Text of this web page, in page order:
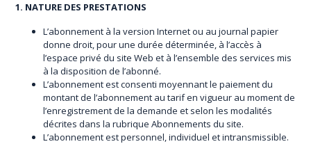
1. NATURE DES PRESTATIONS
L’abonnement à la version Internet ou au journal papier
donne droit, pour une durée déterminée, à l’accès à
l’espace privé du site Web et à l’ensemble des services mis
à la disposition de l’abonné.
L’abonnement est consenti moyennant le paiement du
montant de l’abonnement au tarif en vigueur au moment de
l’enregistrement de la demande et selon les modalités
décrites dans la rubrique Abonnements du site.
L’abonnement est personnel, individuel et intransmissible.